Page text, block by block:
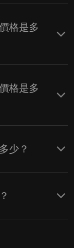
價格，
。您可使
格是多
格是多
少？